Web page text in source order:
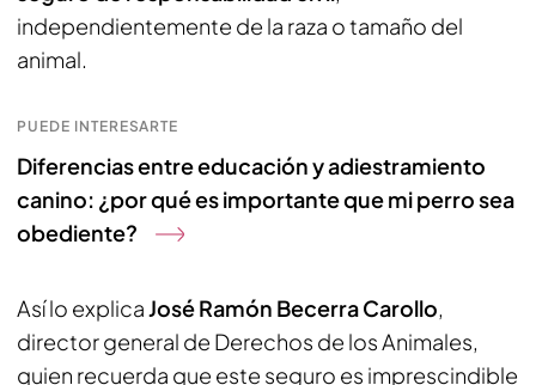
independientemente de la raza o tamaño del
animal.
PUEDE INTERESARTE
Diferencias entre educación y adiestramiento
canino: ¿por qué es importante que mi perro sea
obediente?
Así lo explicaJosé Ramón Becerra Carollo,
director general de Derechos de los Animales,
quien recuerda que este seguro es imprescindible